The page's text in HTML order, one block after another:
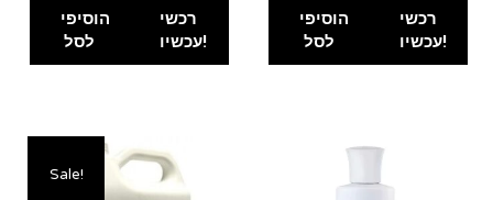
הוסיפי
לסל
רכשי
עכשיו!
הוסיפי
לסל
רכשי
עכשיו!
Sale!